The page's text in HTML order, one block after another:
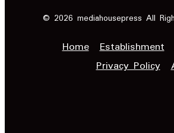
© 2026 mediahousepress All
Home Establishment
Privacy Policy